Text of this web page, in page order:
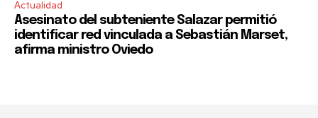
Actualidad
Asesinato del subteniente Salazar permitió
identificar red vinculada a Sebastián Marset,
afirma ministro Oviedo